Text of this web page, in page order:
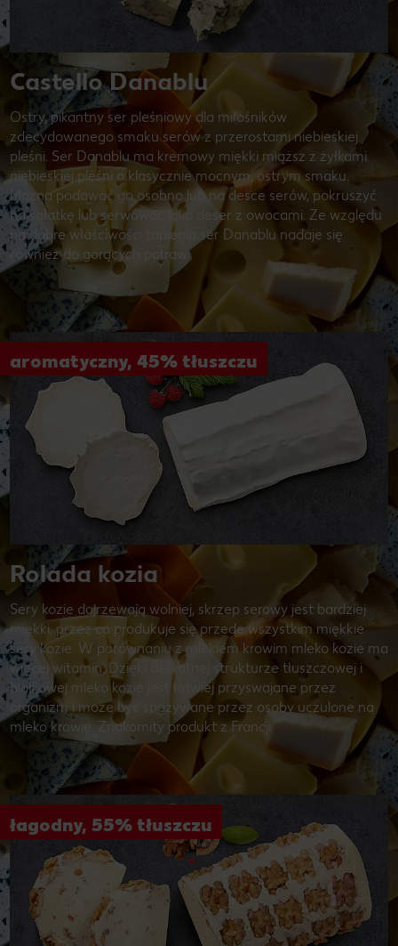
Castello Danablu
Ostry, pikantny ser pleśniowy dla miłośników
zdecydowanego smaku serów z przerostami niebieskiej
pleśni. Ser Danablu ma kremowy miękki miąższ z żyłkami
niebieskiej pleśni o klasycznie mocnym, ostrym smaku.
Można podawać go osobno lub na desce serów, pokruszyć
na sałatkę lub serwować jako deser z owocami. Ze względu
na dobre właściwości topienia ser Danablu nadaje się
również do gorących potraw.
aromatyczny, 45% tłuszczu
Rolada kozia
Sery kozie dojrzewają wolniej, skrzep serowy jest bardziej
miękki, przez co produkuje się przede wszystkim miękkie
sery kozie. W porównaniu z mlekiem krowim mleko kozie ma
więcej witamin. Dzięki delikatnej strukturze tłuszczowej i
białkowej mleko kozie jest łatwiej przyswajane przez
organizm i może być spożywane przez osoby uczulone na
mleko krowie. Znakomity produkt z Francji.
łagodny, 55% tłuszczu